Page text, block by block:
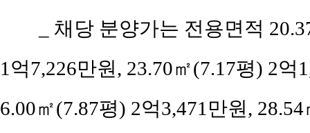
_ 채당 분양가는 전용면적
1억7,226만원, 23.70㎡(7.17평) 2억
6.00㎡(7.87평) 2억3,471만원,